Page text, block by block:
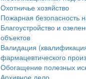
Охотничье хозяйство
Пожарная безопасность
Благоустройство и
объектов
Валидация
фармацевтического
Обогащение полезных
Архивное дело